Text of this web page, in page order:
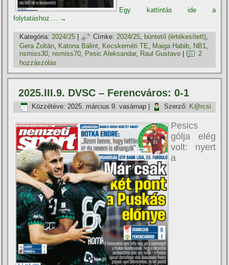
Egy kattintás ide a
folytatáshoz....
→
Kategória: 2024/25 | Címke: 2024/25, büntető (értékesí­tett),
Gera Zoltán Katona Bálint Kecskeméti TE Maiga Habib NB1
nsmiss30, nsmiss70, Pesic Aleksandar, Raul Gustavo
2
hozzászólás
2025.III.9. DVSC – Ferencváros: 0-1
Közzétéve: 2025. március 9. vasárnap Szerző: K@rcsi
Pesics
gólja elég
volt: nyert
a